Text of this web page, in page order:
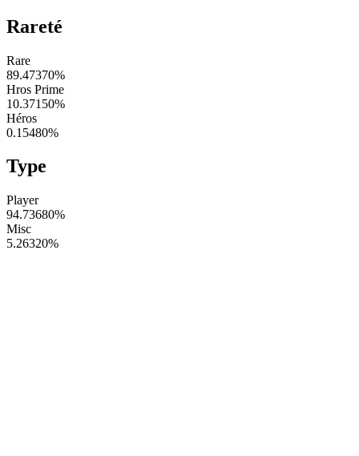
Rareté
Rare
89.47370%
Hros Prime
10.37150%
Héros
0.15480%
Type
Player
94.73680%
Misc
5.26320%